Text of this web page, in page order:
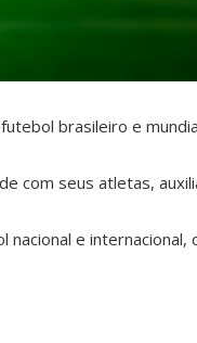
brasileiro e
com seus atletas,
e internacional,